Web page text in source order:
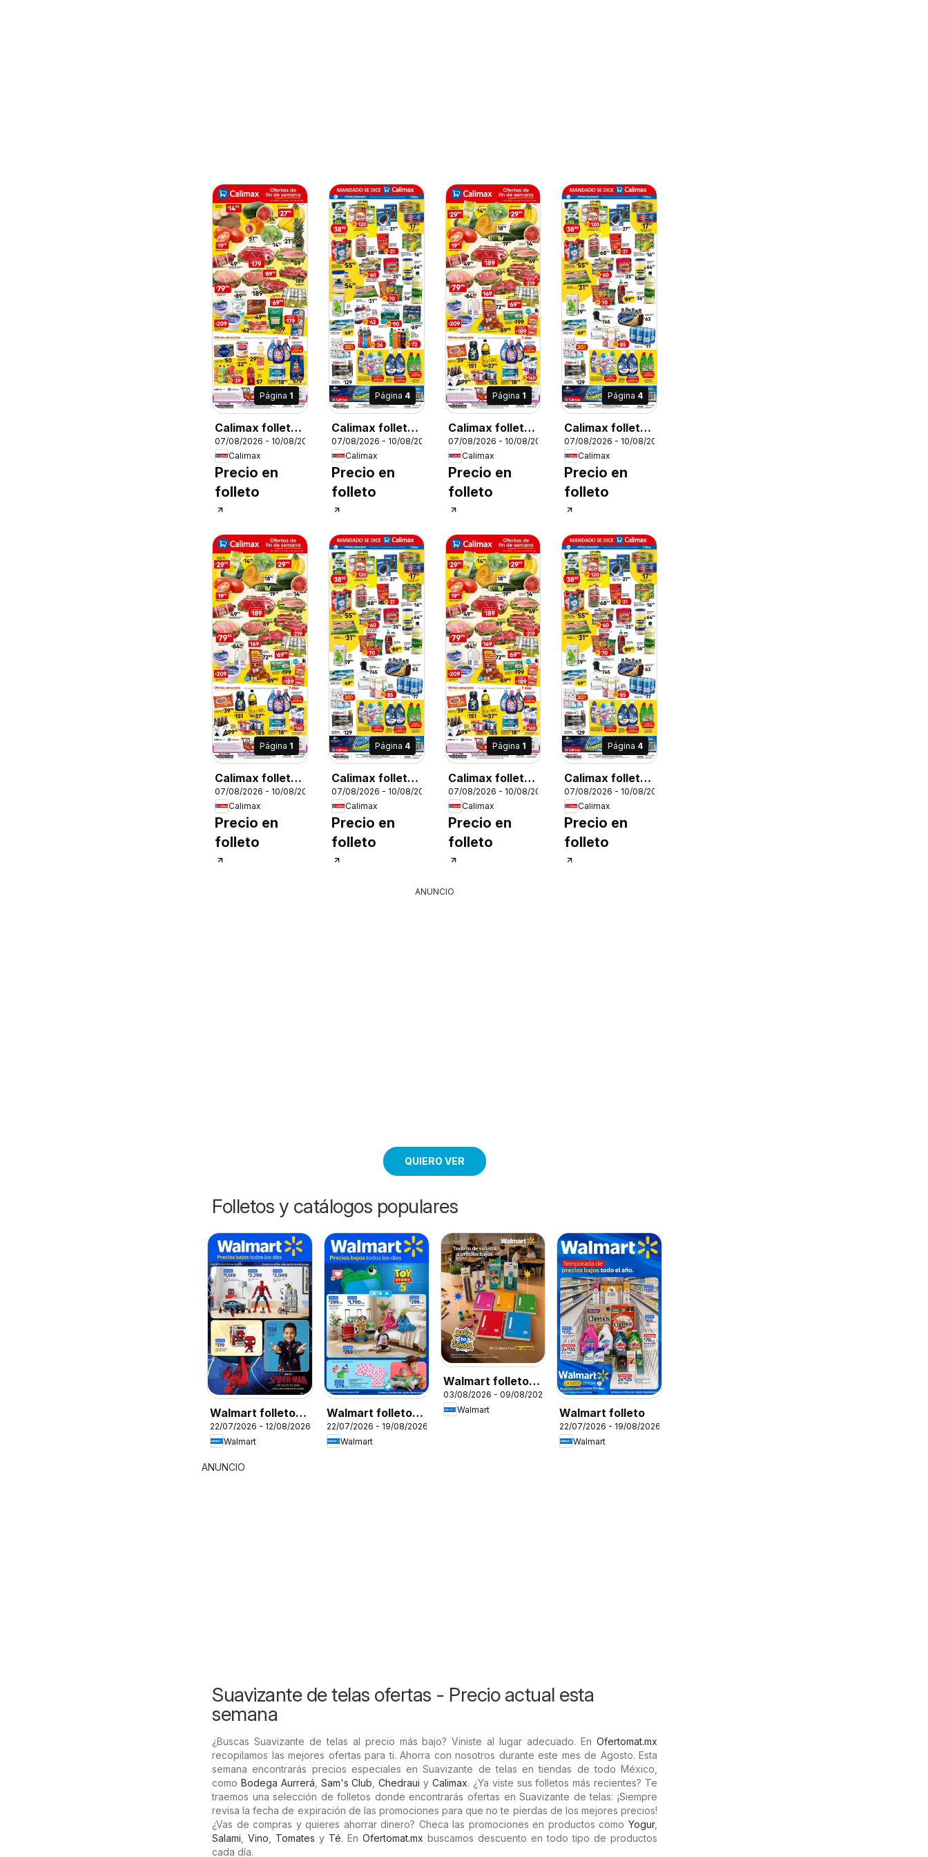
Página 1
Calimax folleto
Mexicali y SLRC
07/08/2026 - 10/08/2026
Calimax
Precio en
folleto
Página 4
Calimax folleto
Mexicali y SLRC
07/08/2026 - 10/08/2026
Calimax
Precio en
folleto
Página 1
Calimax folleto
Rosarito
07/08/2026 - 10/08/2026
Calimax
Precio en
folleto
Página 4
Calimax folleto
Rosarito
07/08/2026 - 10/08/2026
Calimax
Precio en
folleto
Página 1
Calimax folleto
Tecate
07/08/2026 - 10/08/2026
Calimax
Precio en
folleto
Página 4
Calimax folleto
Tecate
07/08/2026 - 10/08/2026
Calimax
Precio en
folleto
Página 1
Calimax folleto
Tijuana
07/08/2026 - 10/08/2026
Calimax
Precio en
folleto
Página 4
Calimax folleto
Tijuana
07/08/2026 - 10/08/2026
Calimax
Precio en
folleto
ANUNCIO
QUIERO VER
Folletos y catálogos populares
Walmart folleto
Colección
Spiderman
22/07/2026 - 12/08/2026
Walmart
Walmart folleto
Precios bajos
todos los días
22/07/2026 - 19/08/2026
Walmart
Walmart folleto
Back to School
03/08/2026 - 09/08/2026
Walmart
Walmart folleto
22/07/2026 - 19/08/2026
Walmart
ANUNCIO
Suavizante de telas ofertas - Precio actual esta
semana
¿Buscas Suavizante de telas al precio más bajo? Viniste al lugar adecuado. En Ofertomat.mx
recopilamos las mejores ofertas para ti. Ahorra con nosotros durante este mes de Agosto. Esta
semana encontrarás precios especiales en Suavizante de telas en tiendas de todo México,
como Bodega Aurrerá Sam's Club ,Chedraui yCalimax. ¿Ya viste sus folletos más recientes? Te
traemos una selección de folletos donde encontrarás ofertas en Suavizante de telas: ¡Siempre
revisa la fecha de expiración de las promociones para que no te pierdas de los mejores precios!
¿Vas de compras y quieres ahorrar dinero? Checa las promociones en productos como Yogur,
Salami
Vino Tomates y Té. En Ofertomat.mx buscamos descuento en todo tipo de productos
cada día.